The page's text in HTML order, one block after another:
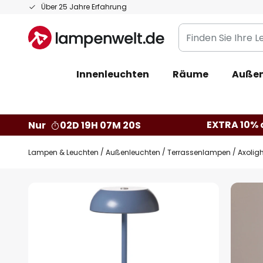
Über 25 Jahre Erfahrung
Zum
springen
Finden
Sie
Leuchte...
Innenleuchten Räume
Nur
02D 19H 07M 19S EXTRA
Lampen & Leuchten Außenleuchten Terrassenlampen